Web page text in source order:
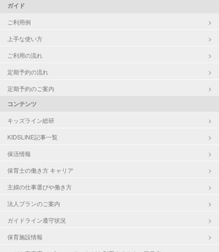
ガイド
ご利用例
上手な使い方
ご利用の流れ
定期予約の流れ
定期予約のご案内
コンテンツ
キッズライン総研
KIDSLINE記事一覧
保活情報
保育士の働き方 キャリア
主婦の仕事選びや働き方
法人プランのご案内
ガイドライン遵守状況
保育施設情報